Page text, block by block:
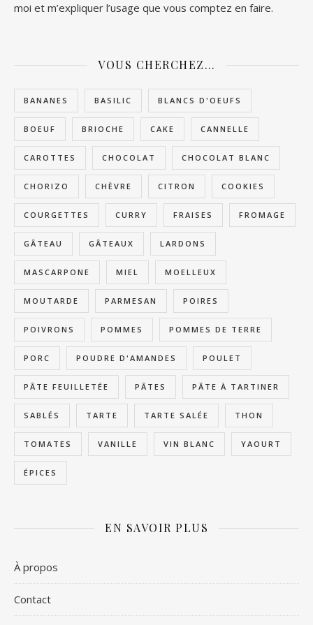
moi et m’expliquer l’usage que vous comptez en faire.
VOUS CHERCHEZ…
BANANES BASILIC BLANCS D'OEUFS
BOEUF BRIOCHE CAKE CANNELLE
CAROTTES CHOCOLAT CHOCOLAT BLANC
CHORIZO CHÈVRE CITRON COOKIES
COURGETTES CURRY FRAISES FROMAGE
GÂTEAU GÂTEAUX LARDONS
MASCARPONE MIEL MOELLEUX
MOUTARDE PARMESAN POIRES
POIVRONS POMMES POMMES DE TERRE
PORC POUDRE D'AMANDES POULET
PÂTE FEUILLETÉE PÂTES PÂTE À TARTINER
SABLÉS TARTE TARTE SALÉE THON
TOMATES VANILLE VIN BLANC YAOURT
ÉPICES
EN SAVOIR PLUS
À propos
Contact